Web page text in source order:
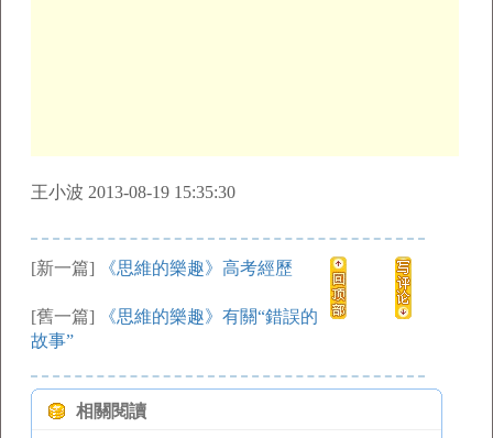
王小波 2013-08-19 15:35:30
[新一篇] 《思維的樂趣》高考經歷
[舊一篇]
《思維的樂趣》有關“錯誤的
故事”
相關閱讀